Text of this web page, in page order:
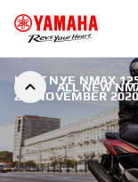
ALL NEW
HELT NYE NMAX
23. NOVEMBER